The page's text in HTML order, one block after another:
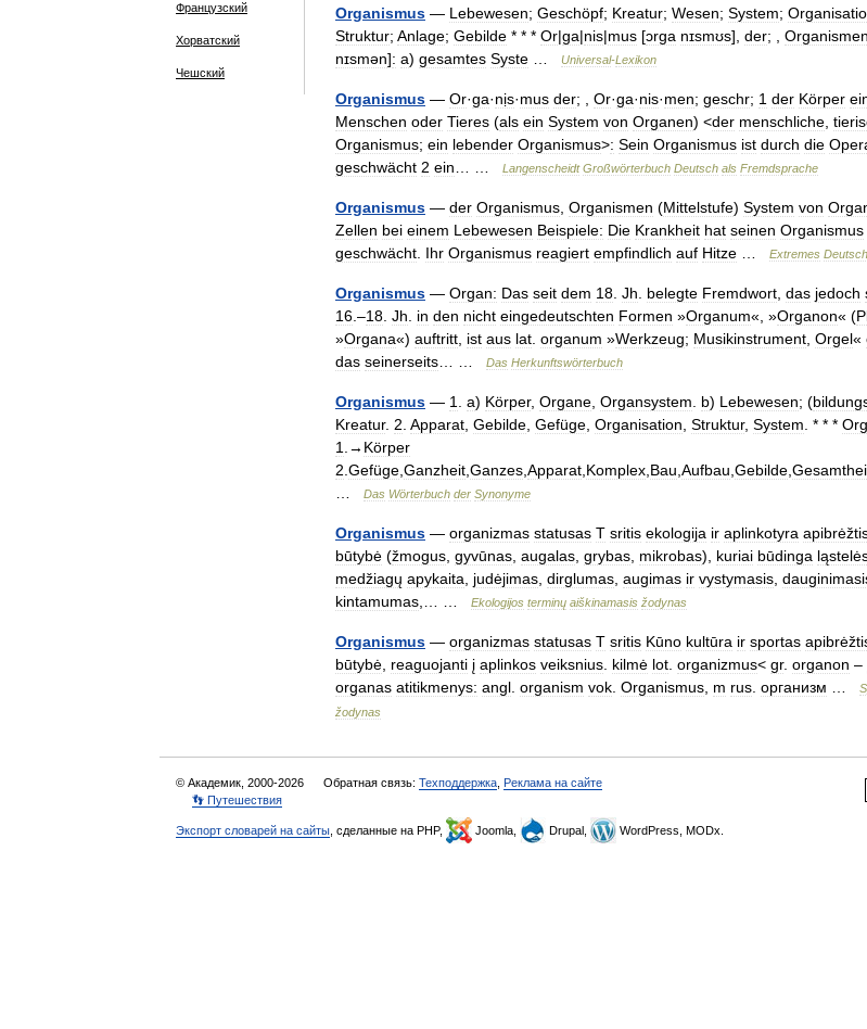
Французский
Хорватский
Чешский
Organismus — Lebewesen; Geschöpf; Kreatur; Wesen; System;
Struktur; Anlage; Gebilde * * * Or|ga|nis|mus [ɔrga nɪsmʊs], der; , Organismen
nɪsmən]: a) gesamtes Syste Universal-Lexikon
Organismus — Or·ga·nịs·mus der; , Or·ga·nis·men; geschr; 1 der Körper
Menschen oder Tieres (als ein System von Organen) <der menschliche
Organismus; ein lebender Organismus>: Sein Organismus ist durch die
geschwächt 2 ein Langenscheidt Großwörterbuch Deutsch als Fremdsprache
Organismus — der Organismus Organismen (Mittelstufe) System von
Zellen bei einem Lebewesen Beispiele: Die Krankheit hat seinen Organismus
geschwächt Ihr Organismus reagiert empfindlich auf Hitze Extremes Deutsch
Organismus — Organ: Das seit dem 18 Jh belegte Fremdwort das jedoch
16 .–18 Jh in den nicht eingedeutschten Formen »Organum«, »Organon« (
»Organa«) auftritt ist aus lat organum »Werkzeug; Musikinstrument Orgel«
das seinerseits Das Herkunftswörterbuch
Organismus — 1 a) Körper, Organe Organsystem b) Lebewesen; (
Kreatur. 2 Apparat Gebilde Gefüge Organisation Struktur, System . * * *
1 .→ Körper
2 Gefüge Ganzheit Ganzes Apparat Komplex Bau Aufbau Gebilde
Das Wörterbuch der Synonyme
Organismus — organizmas statusas T sritis ekologija ir aplinkotyra
būtybė (žmogus gyvūnas augalas grybas mikrobas), kuriai būdinga
medžiagų apykaita judėjimas dirglumas augimas ir vystymasis
kintamumas
Ekologijos terminų aiškinamasis žodynas
Organismus — organizmas statusas T sritis Kūno kultūra ir sportas
būtybė reaguojanti į aplinkos veiksnius kilmė lot organizmus< gr. organon –
organas atitikmenys: angl organism vok Organismus m rus организм
žodynas
© Академик, 2000-2026 Обратная связь: Техподдержка Реклама на сайте
👣 Путешествия
Экспорт словарей на сайты , сделанные на PHP, Joomla, Drupal, WordPress, MODx.